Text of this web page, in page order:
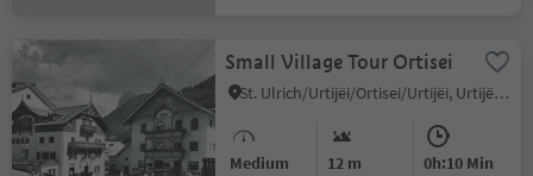
Small Village Tour Ortisei
St. Ulrich/Urtijëi/Ortisei/Urtijëi, Urtijëi/Ortisei, Dolomites Region Val Gardena
Medium 12 m 0h:10 Min